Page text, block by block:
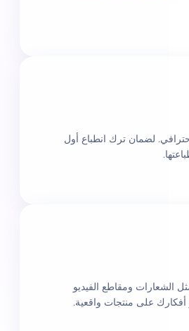
لضمان ترك انطباع أول
الشعارات ومقاطع الفيديو
على منتجات واقعية.